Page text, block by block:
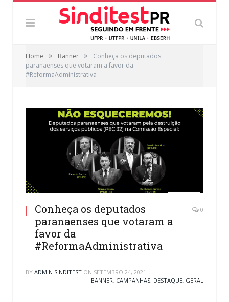
Home » Banner »
Conheça os deputados
paranaenses que votaram a favor da
#ReformaAdministrativa
Conheça os deputados
paranaenses que votaram a
favor da
#ReformaAdministrativa
0
BY ADMIN SINDITEST ON SETEMBRO 24, 2021
BANNER, CAMPANHAS, DESTAQUE, GERAL